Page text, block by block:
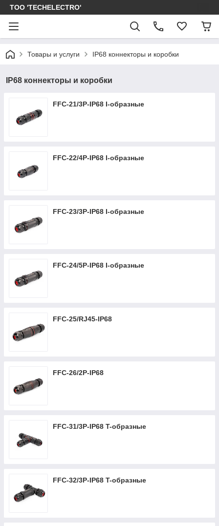
ТОО 'TECHELECTRO'
Товары и услуги IP68 коннекторы и коробки
IP68 коннекторы и коробки
FFC-21/3P-IP68 I-образные
FFC-22/4P-IP68 I-образные
FFC-23/3P-IP68 I-образные
FFC-24/5P-IP68 I-образные
FFC-25/RJ45-IP68
FFC-26/2P-IP68
FFC-31/3P-IP68 T-образные
FFC-32/3P-IP68 T-образные